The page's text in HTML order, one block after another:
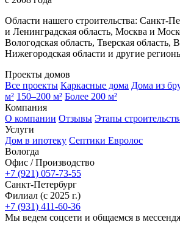
Области нашего строительства: Санкт-
и Ленинградская область, Москва и
Вологодская область, Тверская область,
Нижегородская области и другие
Проекты домов
Все проекты Каркасные дома Дома из
м² 150–200 м² Более 200 м²
Компания
О компании Отзывы Этапы
Услуги
Дом в ипотеку Септики Евролос
Вологда
Офис / Производство
+7 (921) 057-73-55
Санкт-Петербург
Филиал (с 2025 г.)
+7 (931) 411-60-36
Мы ведем соцсети и общаемся в